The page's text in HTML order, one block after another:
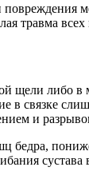
травма всех
щели либо
связке
и
бедра,